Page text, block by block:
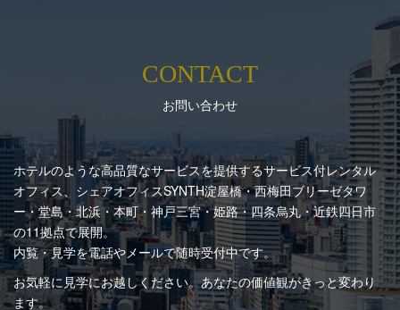
CONTACT
お問い合わせ
ホテルのような高品質なサービスを提供するサービス付レンタル
オフィス、シェアオフィスSYNTH淀屋橋・西梅田ブリーゼタワ
ー・堂島・北浜・本町・神戸三宮・姫路・四条烏丸・近鉄四日市
の11拠点で展開。
内覧・見学を電話やメールで随時受付中です。
お気軽に見学にお越しください。あなたの価値観がきっと変わり
ます。